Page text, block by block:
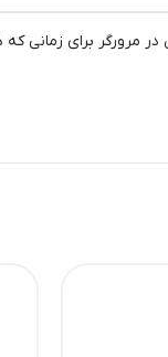
مرورگر برای زمانی